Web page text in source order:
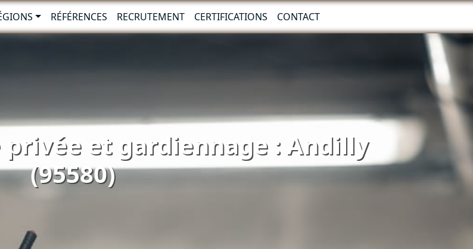
RÉFÉRENCES RECRUTEMENT CERTIFICATIONS CONTACT
et gardiennage : Andilly
(95580)